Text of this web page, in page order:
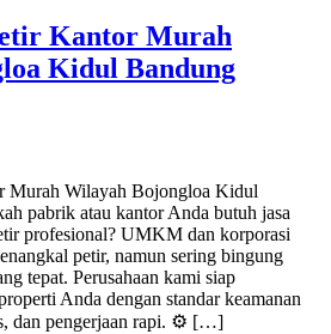
Kantor Murah
Kidul Bandung
Murah Wilayah Bojongloa Kidul
pabrik atau kantor Anda butuh jasa
profesional? UMKM dan korporasi
petir, namun sering bingung
tepat. Perusahaan kami siap
Anda dengan standar keamanan
dan pengerjaan rapi. ⚙️ […]